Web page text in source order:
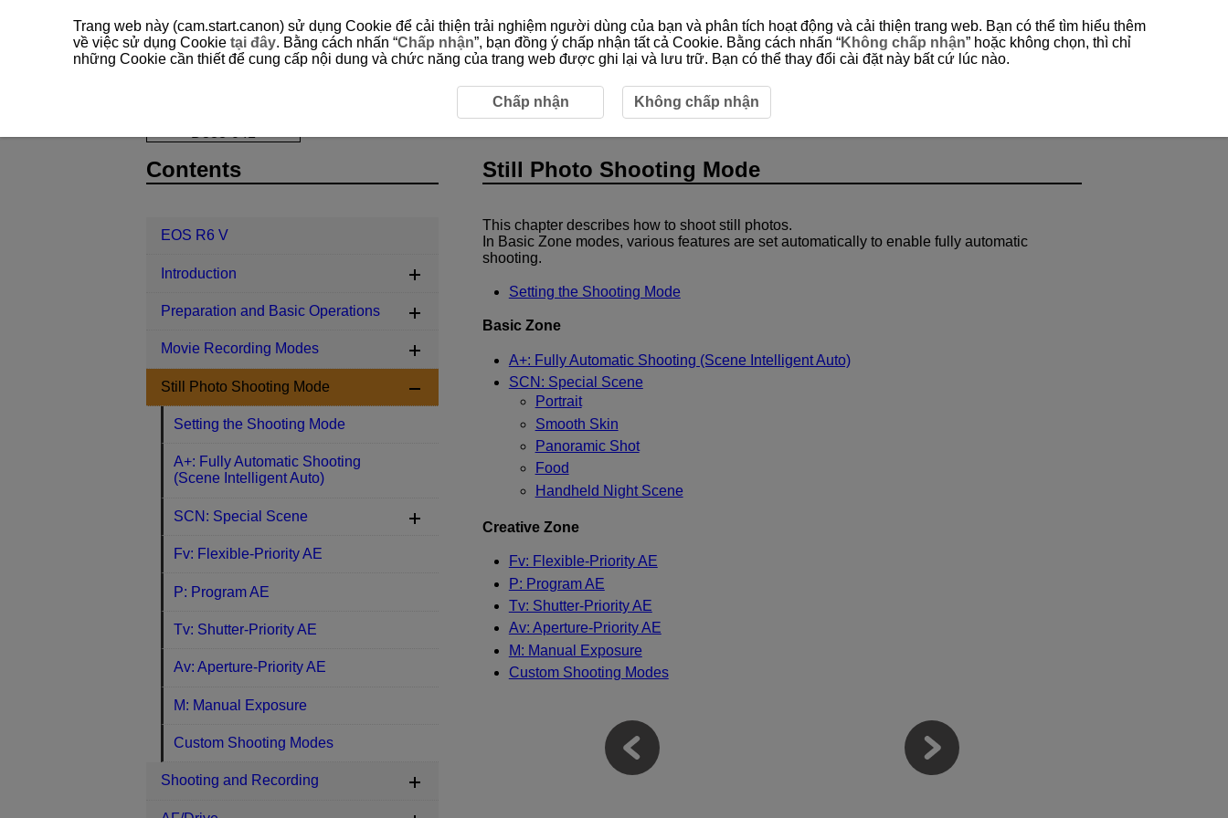
Still Photo Shooting Mode
This chapter describes how to shoot still photos.
In Basic Zone modes, various features are set automatically to enable fully automatic
shooting.
Setting the Shooting Mode
Basic Zone
A+: Fully Automatic Shooting (Scene Intelligent Auto)
SCN: Special Scene
Portrait
Smooth Skin
Panoramic Shot
Food
Handheld Night Scene
Creative Zone
Fv: Flexible-Priority AE
P: Program AE
Tv: Shutter-Priority AE
Av: Aperture-Priority AE
M: Manual Exposure
Custom Shooting Modes
Contents
EOS R6 V
Introduction
Preparation and Basic Operations
Movie Recording Modes
Still Photo Shooting Mode
Setting the Shooting Mode
A+: Fully Automatic Shooting
(Scene Intelligent Auto)
SCN: Special Scene
Fv: Flexible-Priority AE
P: Program AE
Tv: Shutter-Priority AE
Av: Aperture-Priority AE
M: Manual Exposure
Custom Shooting Modes
Shooting and Recording
Trang web này (cam.start.canon) sử dụng Cookie để cải thiện trải nghiệm người dùng của bạn và phân tích hoạt động và cải thiện trang web. Bạn có thể tìm hiểu thêm
về việc sử dụng Cookie tại đây. Bằng cách nhấn “Chấp nhận”, bạn đồng ý chấp nhận tất cả Cookie. Bằng cách nhấn “Không chấp nhận” hoặc không chọn, thì chỉ
những Cookie cần thiết để cung cấp nội dung và chức năng của trang web được ghi lại và lưu trữ. Bạn có thể thay đổi cài đặt này bất cứ lúc nào.
Chấp nhận Không chấp nhận